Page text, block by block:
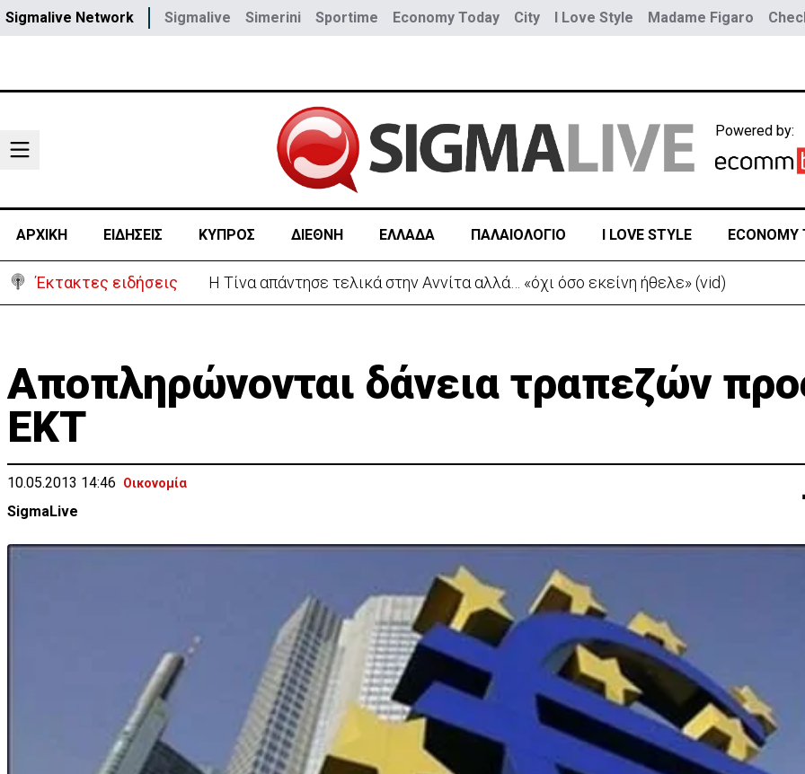
Sigmalive Network Sigmalive Simerini Sportime Economy Today City I Love Style Madame Figaro
Powered by:
ΑΡΧΙΚΗ ΕΙΔΗΣΕΙΣ ΚΥΠΡΟΣ ΔΙΕΘΝΗ ΕΛΛΑΔΑ ΠΑΛΑΙΟΛΟΓΙΟ I LOVE STYLE ECONOMY
Έκτακτες ειδήσεις Μαρία Παναγιώτου:«Αποχωρώ κατόπιν δικής μου επιλογής»-Η μακροσκελής ομιλία
Αποπληρώνονται δάνεια τραπεζών
ΕΚΤ
10.05.2013 14:46 Οικονομία
SigmaLive